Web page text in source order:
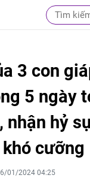
3 con
5 ngày
nhận hỷ
cưỡng
01/2024 04:25